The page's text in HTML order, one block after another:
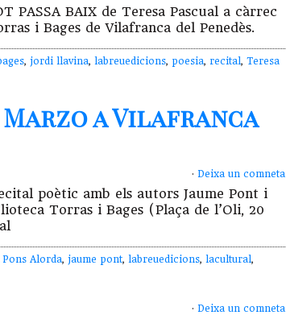
PASSA BAIX de Teresa Pascual a càrrec
i Bages de Vilafranca del Penedès.
, jordi llavina, labreuedicions, poesia, recital, Teresa
a Vilafranca
· Deixa un
poètic amb els autors Jaume Pont i
Torras i Bages (Plaça de l’Oli, 20
Pons Alorda, jaume pont, labreuedicions, lacultural,
· Deixa un